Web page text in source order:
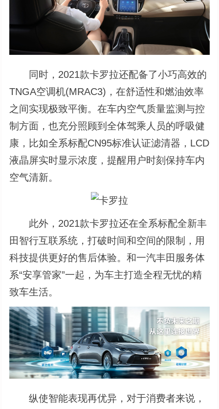
同时，2021款卡罗拉还配备了小巧高效的
TNGA空调机(MRAC3)，在舒适性和燃油效率
之间实现极致平衡。在车内空气质量监测与控
制方面，也充分照顾到全体驾乘人员的呼吸健
康，比如全系标配CN95标准认证滤清器，LCD
液晶屏实时显示浓度，提醒用户时刻保持车内
空气清新。
此外，2021款卡罗拉还在全系标配全新丰
田智行互联系统，打破时间和空间的限制，用
科技提供更好的售后体验。和一汽丰田服务体
系“安享管家”一起，为车主打造全程无忧的精
致车生活。
纵使智能表现再优异，对于消费者来说，